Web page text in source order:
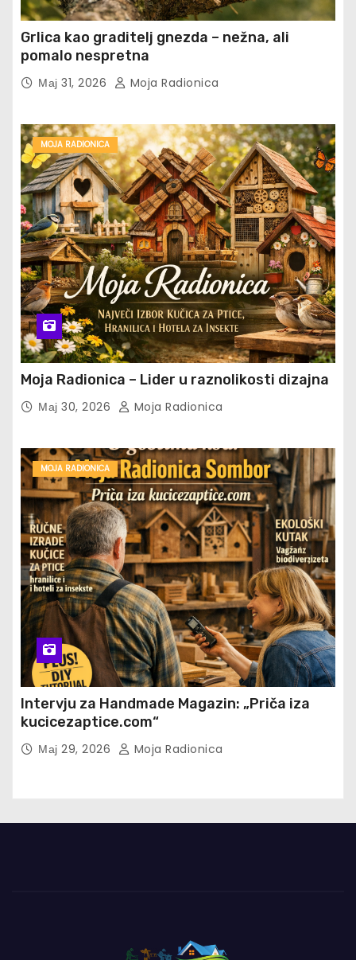
Grlica kao graditelj gnezda – nežna, ali
pomalo nespretna
Мај 31, 2026 Moja Radionica
MOJA RADIONICA
Moja Radionica – Lider u raznolikosti dizajna
Мај 30, 2026 Moja Radionica
MOJA RADIONICA
Intervju za Handmade Magazin: „Priča iza
kucicezaptice.com“
Мај 29, 2026 Moja Radionica